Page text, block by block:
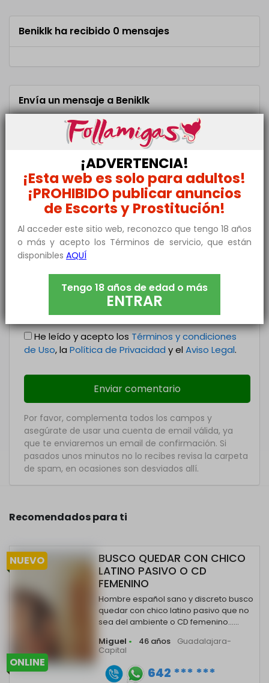
Beniklk ha recibido 0 mensajes
Envía un mensaje a Beniklk
Añade un poco de texto explicando que buscas,
tu ciudad, etc...
Nombre*
Email*
He leído y acepto los Términos y condiciones
de Uso, la Política de Privacidad y el Aviso Legal.
Por favor, complementa todos los campos y
asegúrate de usar una cuenta de email válida, ya
que te enviaremos un email de confirmación. Si
pasados unos minutos no lo recibes revisa la carpeta
de spam, en ocasiones son desviados allí.
Recomendados para ti
NUEVO
ONLINE
BUSCO QUEDAR CON CHICO
LATINO PASIVO O CD
FEMENINO
Hombre español sano y discreto busco
quedar con chico latino pasivo que no
sea del ambiente o CD femenino......
Miguel • 46 años Guadalajara-
Capital
642 *** ***
¡ADVERTENCIA!
¡Esta web es solo para adultos!
¡PROHIBIDO publicar anuncios
de Escorts y Prostitución!
Al acceder este sitio web, reconozco que tengo 18 años
o más y acepto los Términos de servicio, que están
disponibles AQUÍ
Tengo 18 años de edad o más
ENTRAR